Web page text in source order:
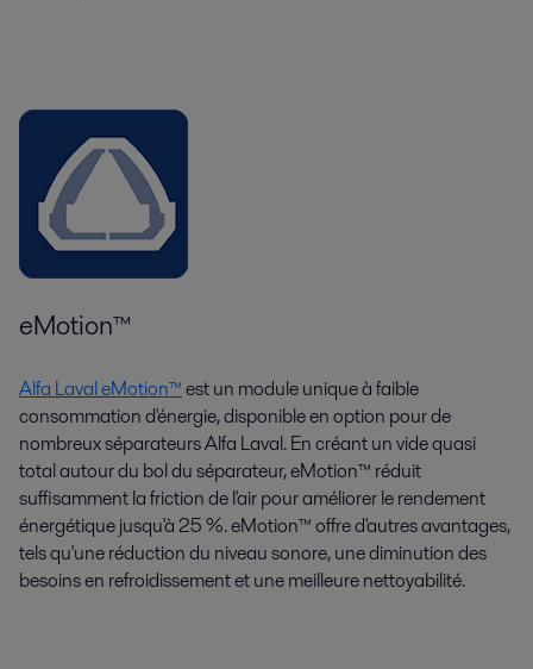
eMotion™
Alfa Laval eMotion™est un module unique à faible
consommation d'énergie, disponible en option pour de
nombreux séparateurs Alfa Laval. En créant un vide quasi
total autour du bol du séparateur, eMotion™ réduit
suffisamment la friction de l'air pour améliorer le rendement
énergétique jusqu'à 25 %. eMotion™ offre d'autres avantages,
tels qu'une réduction du niveau sonore, une diminution des
besoins en refroidissement et une meilleure nettoyabilité.